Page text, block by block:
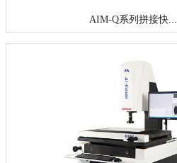
AIM-Q系列拼接快...